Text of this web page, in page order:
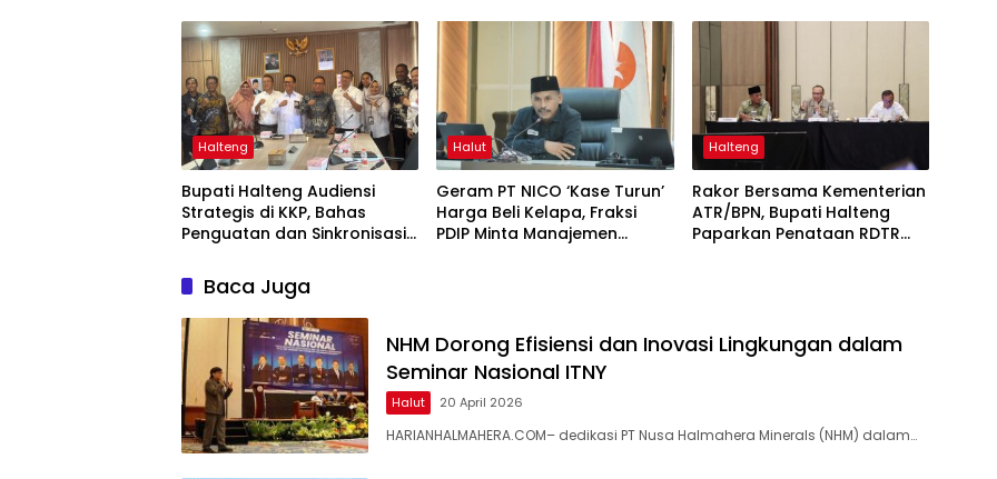
Halteng
Bupati Halteng Audiensi
Strategis di KKP, Bahas
Penguatan dan Sinkronisasi
Pertumbuhan Industri Teluk
Weda
Halut
Geram PT NICO ‘Kase Turun’
Harga Beli Kelapa, Fraksi
PDIP Minta Manajemen
Halteng
Rakor Bersama Kementerian
ATR/BPN, Bupati Halteng
Paparkan Penataan RDTR
Baca Juga
NHM Dorong Efisiensi dan Inovasi Lingkungan dalam
Seminar Nasional ITNY
Halut 20 April 2026
HARIANHALMAHERA.COM– dedikasi PT Nusa Halmahera Minerals (NHM) dalam…